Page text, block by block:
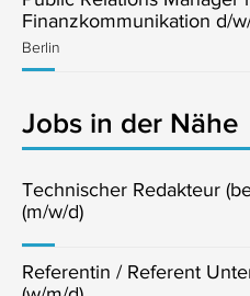
Finanzkommunikation d/
Berlin
Jobs in der Nähe
Technischer Redakteur
(m/w/d)
Referentin / Referent